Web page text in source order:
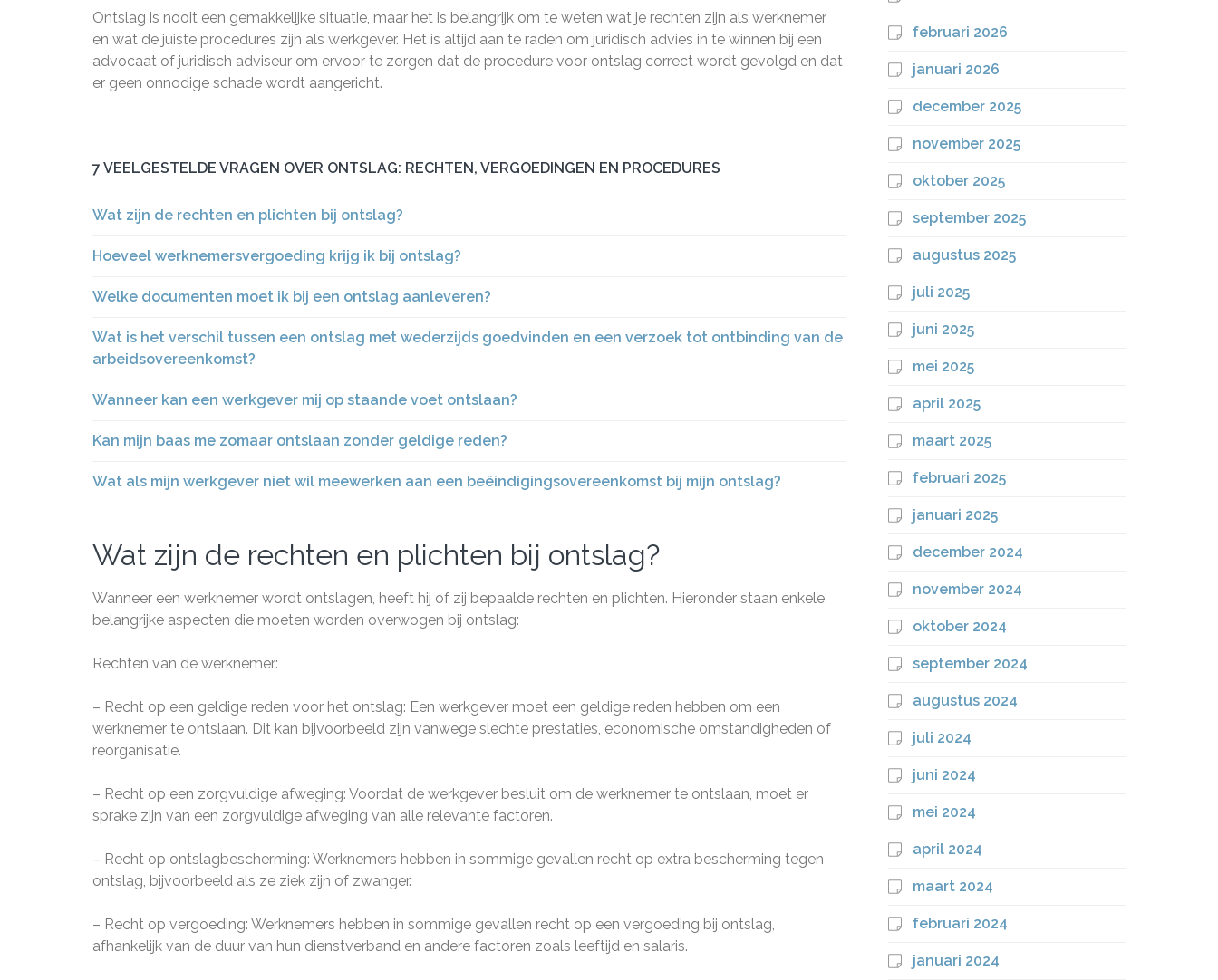
Ontslag is nooit een gemakkelijke situatie, maar het is belangrijk om te weten wat je rechten zijn als werknemer
en wat de juiste procedures zijn als werkgever. Het is altijd aan te raden om juridisch advies in te winnen bij een
advocaat of juridisch adviseur om ervoor te zorgen dat de procedure voor ontslag correct wordt gevolgd en dat
er geen onnodige schade wordt aangericht.
7 VEELGESTELDE VRAGEN OVER ONTSLAG: RECHTEN, VERGOEDINGEN EN PROCEDURES
Wat zijn de rechten en plichten bij ontslag?
Hoeveel werknemersvergoeding krijg ik bij ontslag?
Welke documenten moet ik bij een ontslag aanleveren?
Wat is het verschil tussen een ontslag met wederzijds goedvinden en een verzoek tot ontbinding van de
arbeidsovereenkomst?
Wanneer kan een werkgever mij op staande voet ontslaan?
Kan mijn baas me zomaar ontslaan zonder geldige reden?
Wat als mijn werkgever niet wil meewerken aan een beëindigingsovereenkomst bij mijn ontslag?
Wat zijn de rechten en plichten bij ontslag?
Wanneer een werknemer wordt ontslagen, heeft hij of zij bepaalde rechten en plichten. Hieronder staan enkele
belangrijke aspecten die moeten worden overwogen bij ontslag:
Rechten van de werknemer:
– Recht op een geldige reden voor het ontslag: Een werkgever moet een geldige reden hebben om een
werknemer te ontslaan. Dit kan bijvoorbeeld zijn vanwege slechte prestaties, economische omstandigheden of
reorganisatie.
– Recht op een zorgvuldige afweging: Voordat de werkgever besluit om de werknemer te ontslaan, moet er
sprake zijn van een zorgvuldige afweging van alle relevante factoren.
– Recht op ontslagbescherming: Werknemers hebben in sommige gevallen recht op extra bescherming tegen
ontslag, bijvoorbeeld als ze ziek zijn of zwanger.
– Recht op vergoeding: Werknemers hebben in sommige gevallen recht op een vergoeding bij ontslag,
afhankelijk van de duur van hun dienstverband en andere factoren zoals leeftijd en salaris.
februari 2026
januari 2026
december 2025
november 2025
oktober 2025
september 2025
augustus 2025
juli 2025
juni 2025
mei 2025
april 2025
maart 2025
februari 2025
januari 2025
december 2024
november 2024
oktober 2024
september 2024
augustus 2024
juli 2024
juni 2024
mei 2024
april 2024
maart 2024
februari 2024
januari 2024